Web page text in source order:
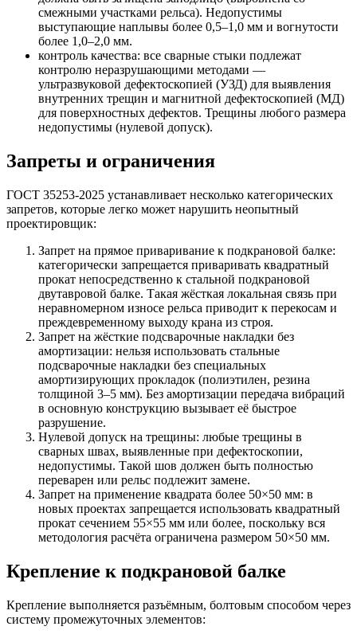
смежными участками рельса). Недопустимы
выступающие наплывы более 0,5–1,0 мм и вогнутости
более 1,0–2,0 мм.
контроль качества: все сварные стыки подлежат
контролю неразрушающими методами —
ультразвуковой дефектоскопией (УЗД) для выявления
внутренних трещин и магнитной дефектоскопией (МД)
для поверхностных дефектов. Трещины любого размера
недопустимы (нулевой допуск).
Запреты и ограничения
ГОСТ 35253-2025 устанавливает несколько категорических
запретов, которые легко может нарушить неопытный
проектировщик:​
Запрет на прямое приваривание к подкрановой балке:
категорически запрещается приваривать квадратный
прокат непосредственно к стальной подкрановой
двутавровой балке. Такая жёсткая локальная связь при
неравномерном износе рельса приводит к перекосам и
преждевременному выходу крана из строя.
Запрет на жёсткие подсварочные накладки без
амортизации: нельзя использовать стальные
подсварочные накладки без специальных
амортизирующих прокладок (полиэтилен, резина
толщиной 3–5 мм). Без амортизации передача вибраций
в основную конструкцию вызывает её быстрое
разрушение.
Нулевой допуск на трещины: любые трещины в
сварных швах, выявленные при дефектоскопии,
недопустимы. Такой шов должен быть полностью
переварен или рельс подлежит замене.
Запрет на применение квадрата более 50×50 мм: в
новых проектах запрещается использовать квадратный
прокат сечением 55×55 мм или более, поскольку вся
методология расчёта ограничена размером 50×50 мм.
Крепление к подкрановой балке
Крепление выполняется разъёмным, болтовым способом через
систему промежуточных элементов:​